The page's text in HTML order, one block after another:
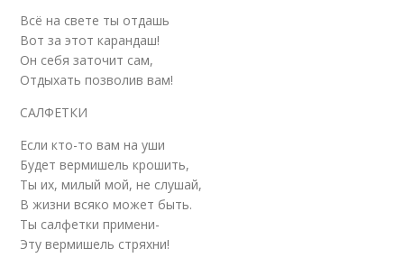
Всё на свете ты отдашь
Вот за этот карандаш!
Он себя заточит сам,
Отдыхать позволив вам!
САЛФЕТКИ
Если кто-то вам на уши
Будет вермишель крошить,
Ты их, милый мой, не слушай,
В жизни всяко может быть.
Ты салфетки примени-
Эту вермишель стряхни!